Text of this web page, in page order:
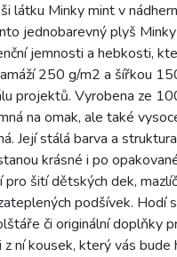
látku Minky mint v
jednobarevný plyš
jemnosti a hebkosti,
250 g/m2 a šířkou
projektů. Vyrobena ze
na omak, ale také
Její stálá barva a
krásné i po
šití dětských dek,
podšívek. Hodí
či originální doplňky
ní kousek, který vás bude